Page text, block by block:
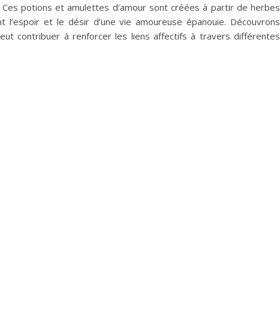
potions et amulettes d’amour sont créées à partir de herbes
l’espoir et le désir d’une vie amoureuse épanouie. Découvrons
contribuer à renforcer les liens affectifs à travers différentes